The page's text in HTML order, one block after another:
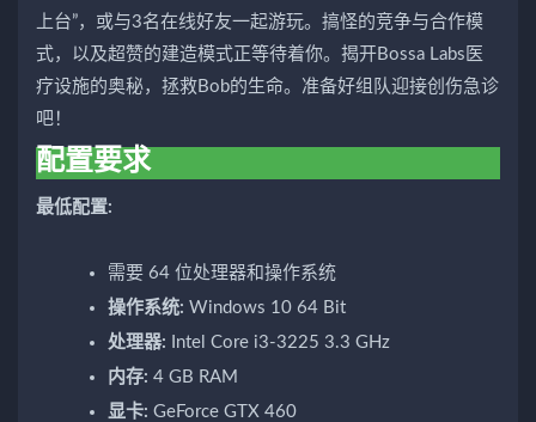
上台”，或与3名在线好友一起游玩。搞怪的竞争与合作模
式，以及超赞的建造模式正等待着你。揭开Bossa Labs医
疗设施的奥秘，拯救Bob的生命。准备好组队迎接创伤急诊
吧！
配置要求
最低配置:
需要 64 位处理器和操作系统
操作系统: Windows 10 64 Bit
处理器: Intel Core i3-3225 3.3 GHz
内存: 4 GB RAM
显卡: GeForce GTX 460